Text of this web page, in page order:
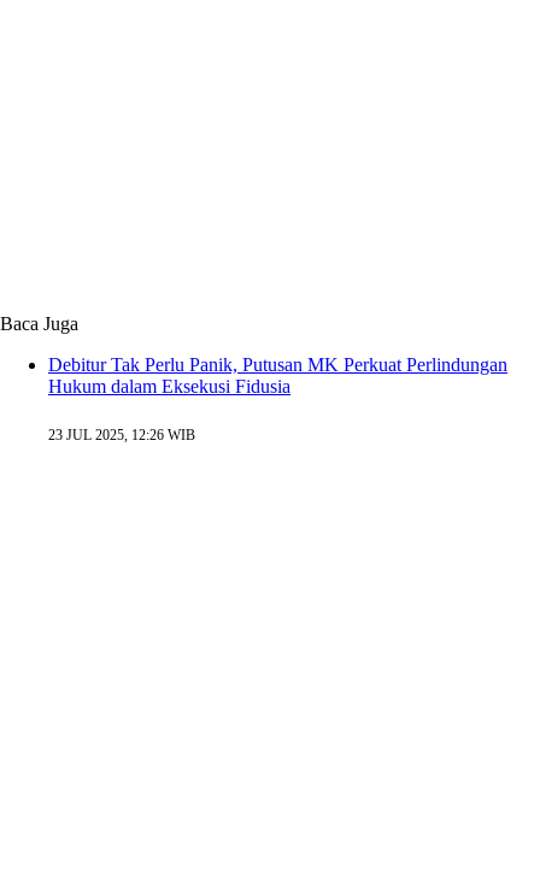
Baca Juga
Debitur Tak Perlu Panik, Putusan MK Perkuat Perlindungan
Hukum dalam Eksekusi Fidusia
23 JUL 2025, 12:26 WIB